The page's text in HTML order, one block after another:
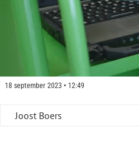
18 september 2023 • 12:49
Joost Boers